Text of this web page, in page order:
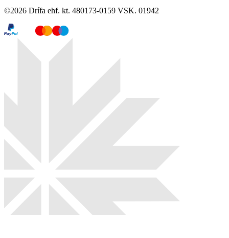
©2026 Drífa ehf. kt. 480173-0159 VSK. 01942